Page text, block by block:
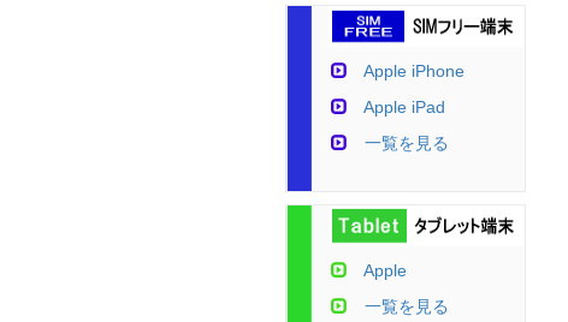
Apple iPhone
Apple iPad
一覧を見る
Apple
一覧を見る